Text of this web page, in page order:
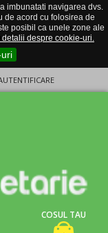
imbunatati navigarea dvs.
de acord cu folosirea de
posibil ca unele zone ale
despre cookie-uri.
COSUL TAU